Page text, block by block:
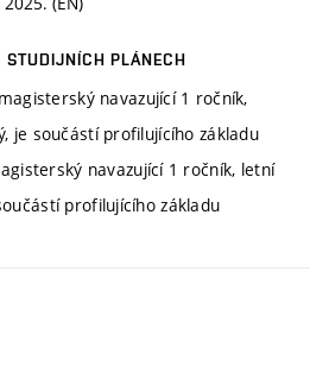
STUDIJNÍCH PLÁNECH
magisterský navazující 1 ročník,
je součástí profilujícího základu
navazující 1 ročník, letní
profilujícího základu